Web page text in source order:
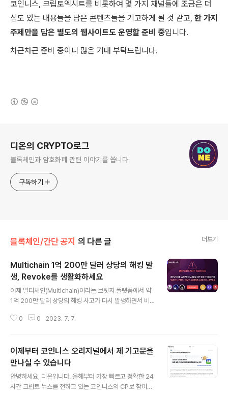
코인니스, 크립토엑시트를 비롯하여 몇 가지 채널들에 조금은 더
심도 있는 내용들을 담은 콘텐츠들을 기고하게 될 것 같고, 한 가지
주제만을 담은 별도의 웹사이트도 운영할 준비 중입니다.
차근차근 준비 중이니 많은 기대 부탁드립니다.
디온의 CRYPTO로그
블록체인과 암호화폐 관련 이야기를 씁니다
구독하기
블록체인/간단 공지 의 다른 글 더보기
Multichain 1억 200만 달러 상당의 해킹 발
생, Revoke를 생활화하세요
어제 멀티체인(Multichain)이라는 브릿지 플랫폼에서 약
1억 200만 달러 상당의 해킹 사고가 다시 발생하면서 비
모습입니다. 팬텀 브릿지의 이더리움 스마트 컨트랙트에서
C bridge sees $100M+ outflows, sparking fear
s of exploit 지갑에서 여러 댑들을 이용하면서 토큰 사용
권한 승인(Token Approval)을 한 경우 해당 지갑 소유
자는 나도 모르는 사이에 내 지갑에 보유 중인 자산들을 탈
취당하게 됩니다. 토큰 사용권한 승인이란 말 그대로 특정
0 0 2023. 7. 7.
이제부터 코인니스 오리지널에서 제 기고문을
만나실 수 있습니다
안녕하세요, 디온입니다. 올해부터 가장 빠르고 정확한 24
시간 크립토 뉴스를 전하고 있는 코인니스의 CP로 참여하